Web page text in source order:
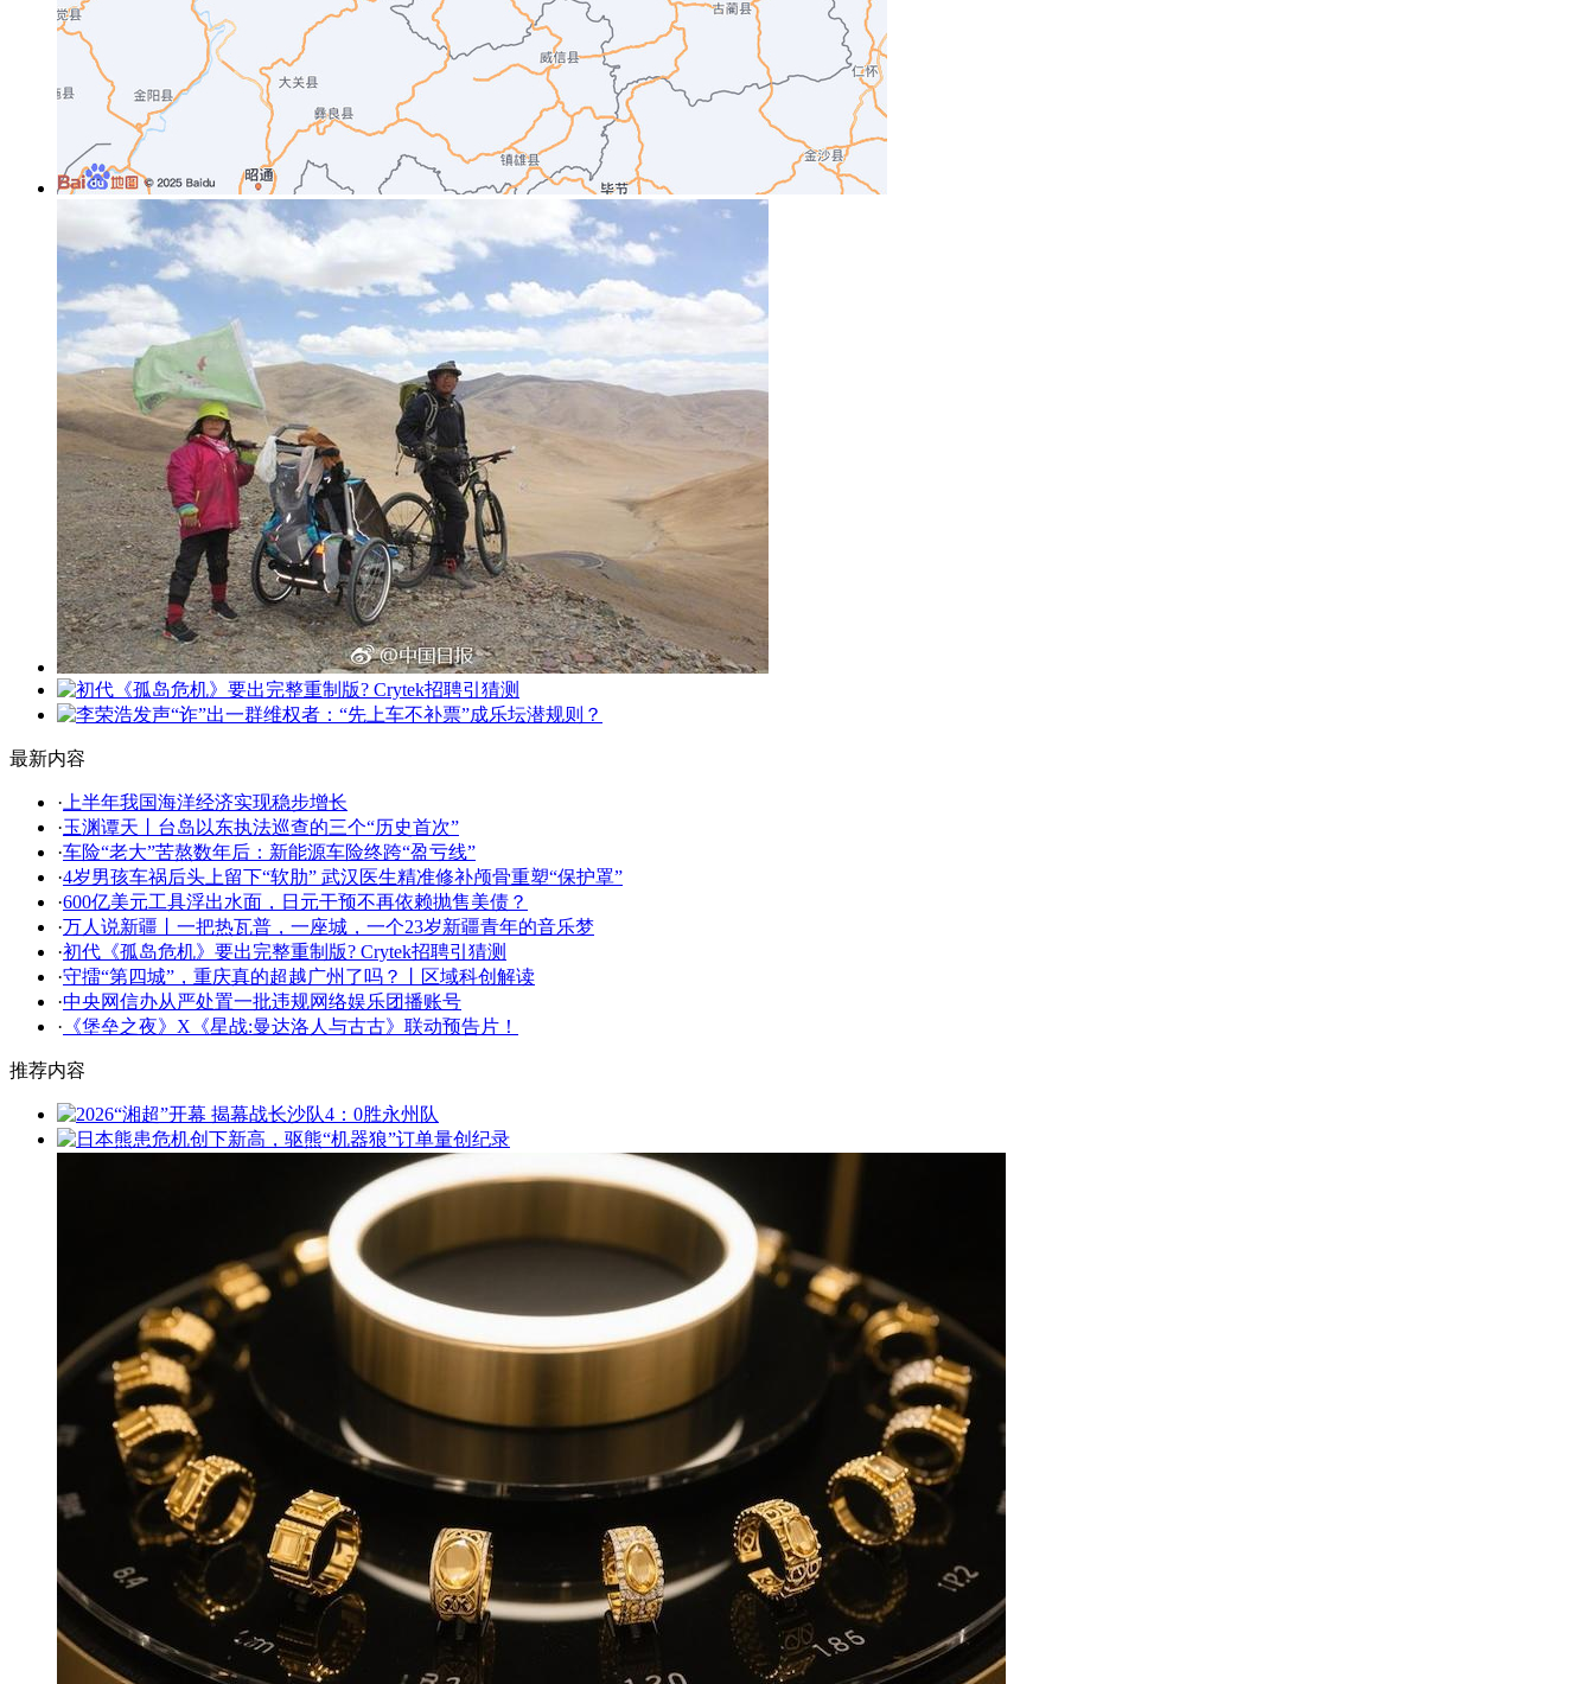
最新内容
· 上半年我国海洋经济实现稳步增长
·玉渊谭天丨台岛以东执法巡查的三个“历史首次”
·车险“老大”苦熬数年后：新能源车险终跨“盈亏线”
·4岁男孩车祸后头上留下“软肋” 武汉医生精准修补颅骨重塑“保护罩”
·600亿美元工具浮出水面，日元干预不再依赖抛售美债？
·万人说新疆丨一把热瓦普，一座城，一个23岁新疆青年的音乐梦
·初代《孤岛危机》要出完整重制版? Crytek招聘引猜测
·守擂“第四城”，重庆真的超越广州了吗？丨区域科创解读
·中央网信办从严处置一批违规网络娱乐团播账号
· 《堡垒之夜》X《星战:曼达洛人与古古》联动预告片！
推荐内容